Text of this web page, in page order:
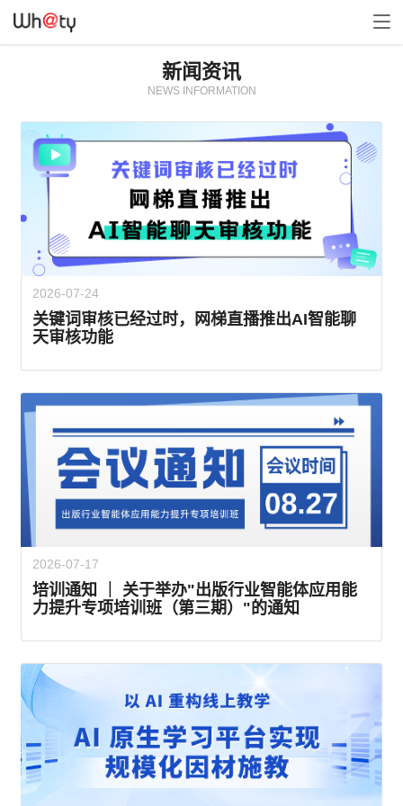
新闻资讯
NEWS INFORMATION
2026-07-24
关键词审核已经过时，网梯直播推出AI智能聊
天审核功能
2026-07-17
培训通知 ｜ 关于举办"出版行业智能体应用能
力提升专项培训班（第三期）"的通知